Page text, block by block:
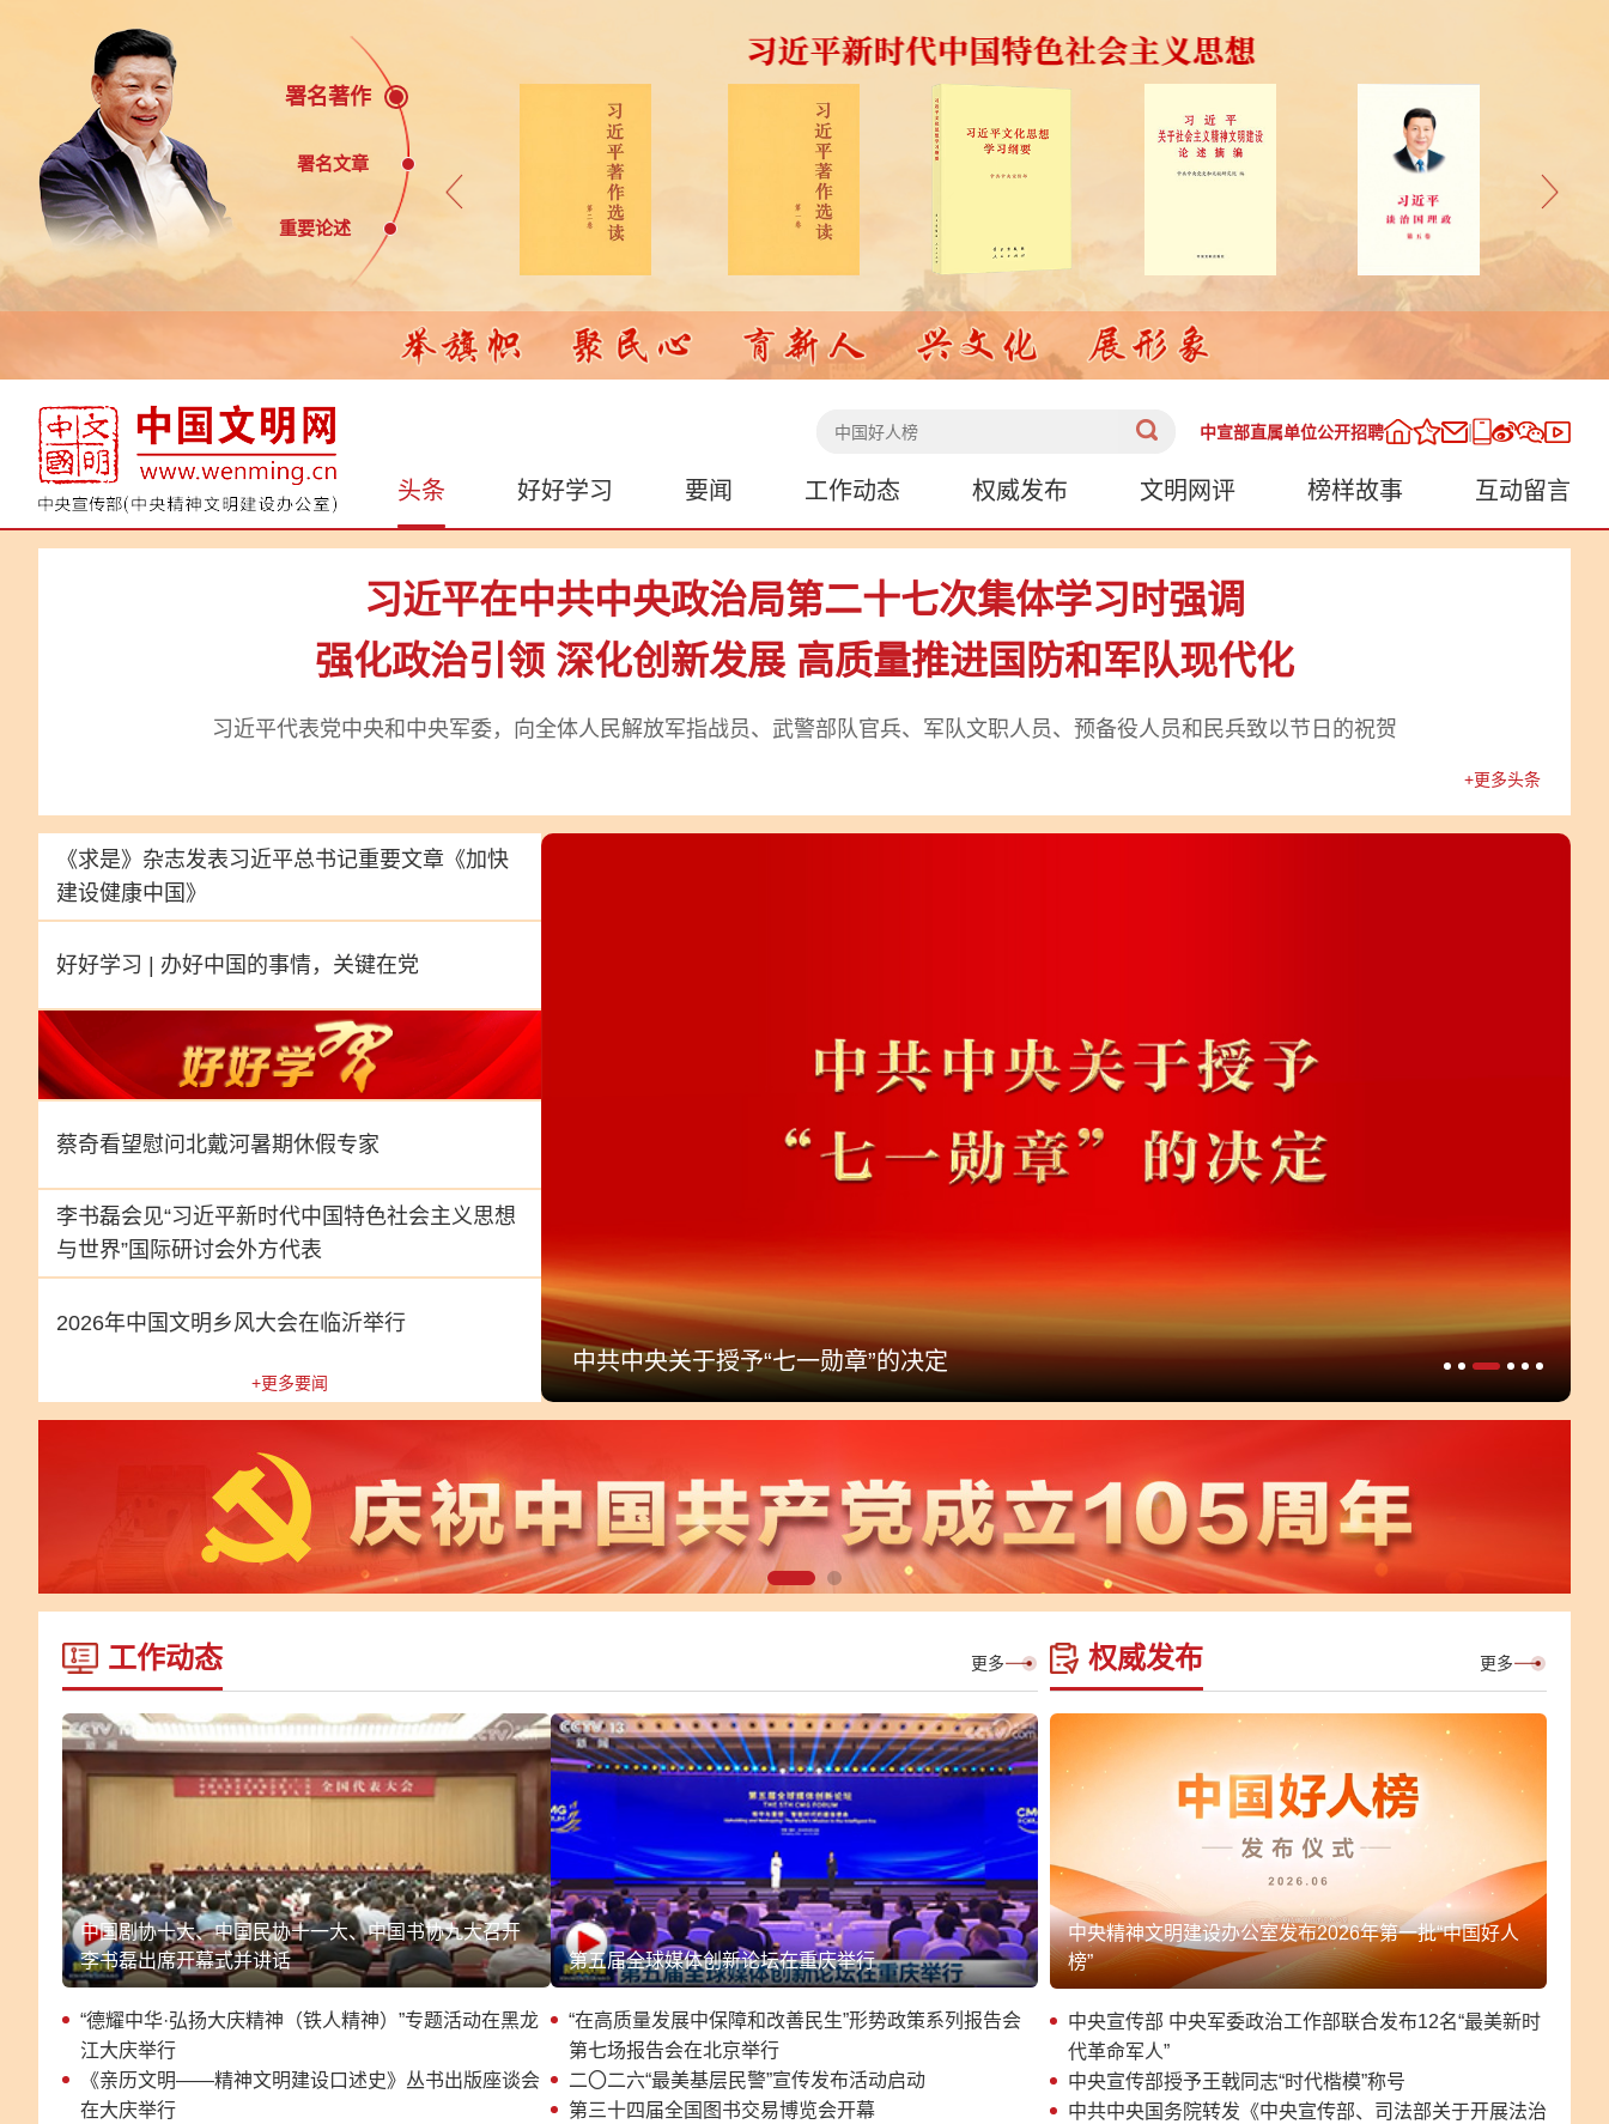
署名著作
署名文章
重要论述
中宣部直属单位公开招聘
头条 好好学习 要闻 工作动态 权威发布 文明网评 榜样故事 互动留言
习近平在中共中央政治局第二十七次集体学习时强调
强化政治引领 深化创新发展 高质量推进国防和军队现代化
习近平代表党中央和中央军委，向全体人民解放军指战员、武警部队官兵、军队文职人员、预备役人员和民兵致以节日的祝贺
+更多头条
《求是》杂志发表习近平总书记重要文章 《加快
建设健康中国》
好好学习 | 办好中国的事情，关键在党
蔡奇看望慰问北戴河暑期休假专家
李书磊会见“习近平新时代中国特色社会主义思想
与世界”国际研讨会外方代表
2026年中国文明乡风大会在临沂举行
+更多要闻
中共中央关于授予“七一勋章”的决定
工作动态 更多
中国剧协十大、中国民协十一大、中国书协九大召开
李书磊出席开幕式并讲话
“德耀中华·弘扬大庆精神（铁人精神）”专题活动在黑龙
江大庆举行
《亲历文明——精神文明建设口述史》丛书出版座谈会
在大庆举行
第五届全球媒体创新论坛在重庆举行
“在高质量发展中保障和改善民生”形势政策系列报告会
第七场报告会在北京举行
二〇二六“最美基层民警”宣传发布活动启动
第三十四届全国图书交易博览会开幕
权威发布 更多
中央精神文明建设办公室发布2026年第一批“中国好人
榜”
中央宣传部 中央军委政治工作部联合发布12名“最美新时
代革命军人”
中央宣传部授予王戟同志“时代楷模”称号
中共中央国务院转发《中央宣传部、司法部关于开展法治